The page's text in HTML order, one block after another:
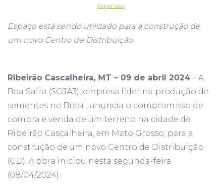
expansão
Espaço está sendo utilizado para a construção de
um novo Centro de Distribuição
Ribeirão Cascalheira, MT – 09 de abril 2024 – A
Boa Safra (SOJA3), empresa líder na produção de
sementes no Brasil, anuncia o compromisso de
compra e venda de um terreno na cidade de
Ribeirão Cascalheira, em Mato Grosso, para a
construção de um novo Centro de Distribuição
(CD). A obra iniciou nesta segunda-feira
(08/04/2024).